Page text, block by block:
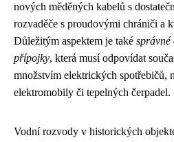
nových měděných kabelů s
rozvaděče s proudovými chrániči a
Důležitým aspektem je také správné
přípojky, která musí odpovídat
množstvím elektrických spotřebičů,
elektromobily či tepelných čerpadel.
Vodní rozvody v historických